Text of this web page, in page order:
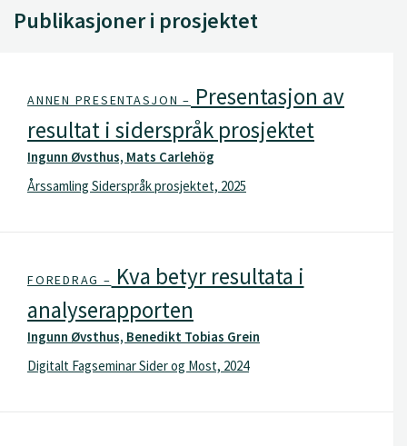
Publikasjoner i prosjektet
ANNEN PRESENTASJON – Presentasjon av
resultat i siderspråk prosjektet
Ingunn Øvsthus, Mats Carlehög
Årssamling Siderspråk prosjektet, 2025
FOREDRAG – Kva betyr resultata i
analyserapporten
Ingunn Øvsthus, Benedikt Tobias Grein
Digitalt Fagseminar Sider og Most, 2024